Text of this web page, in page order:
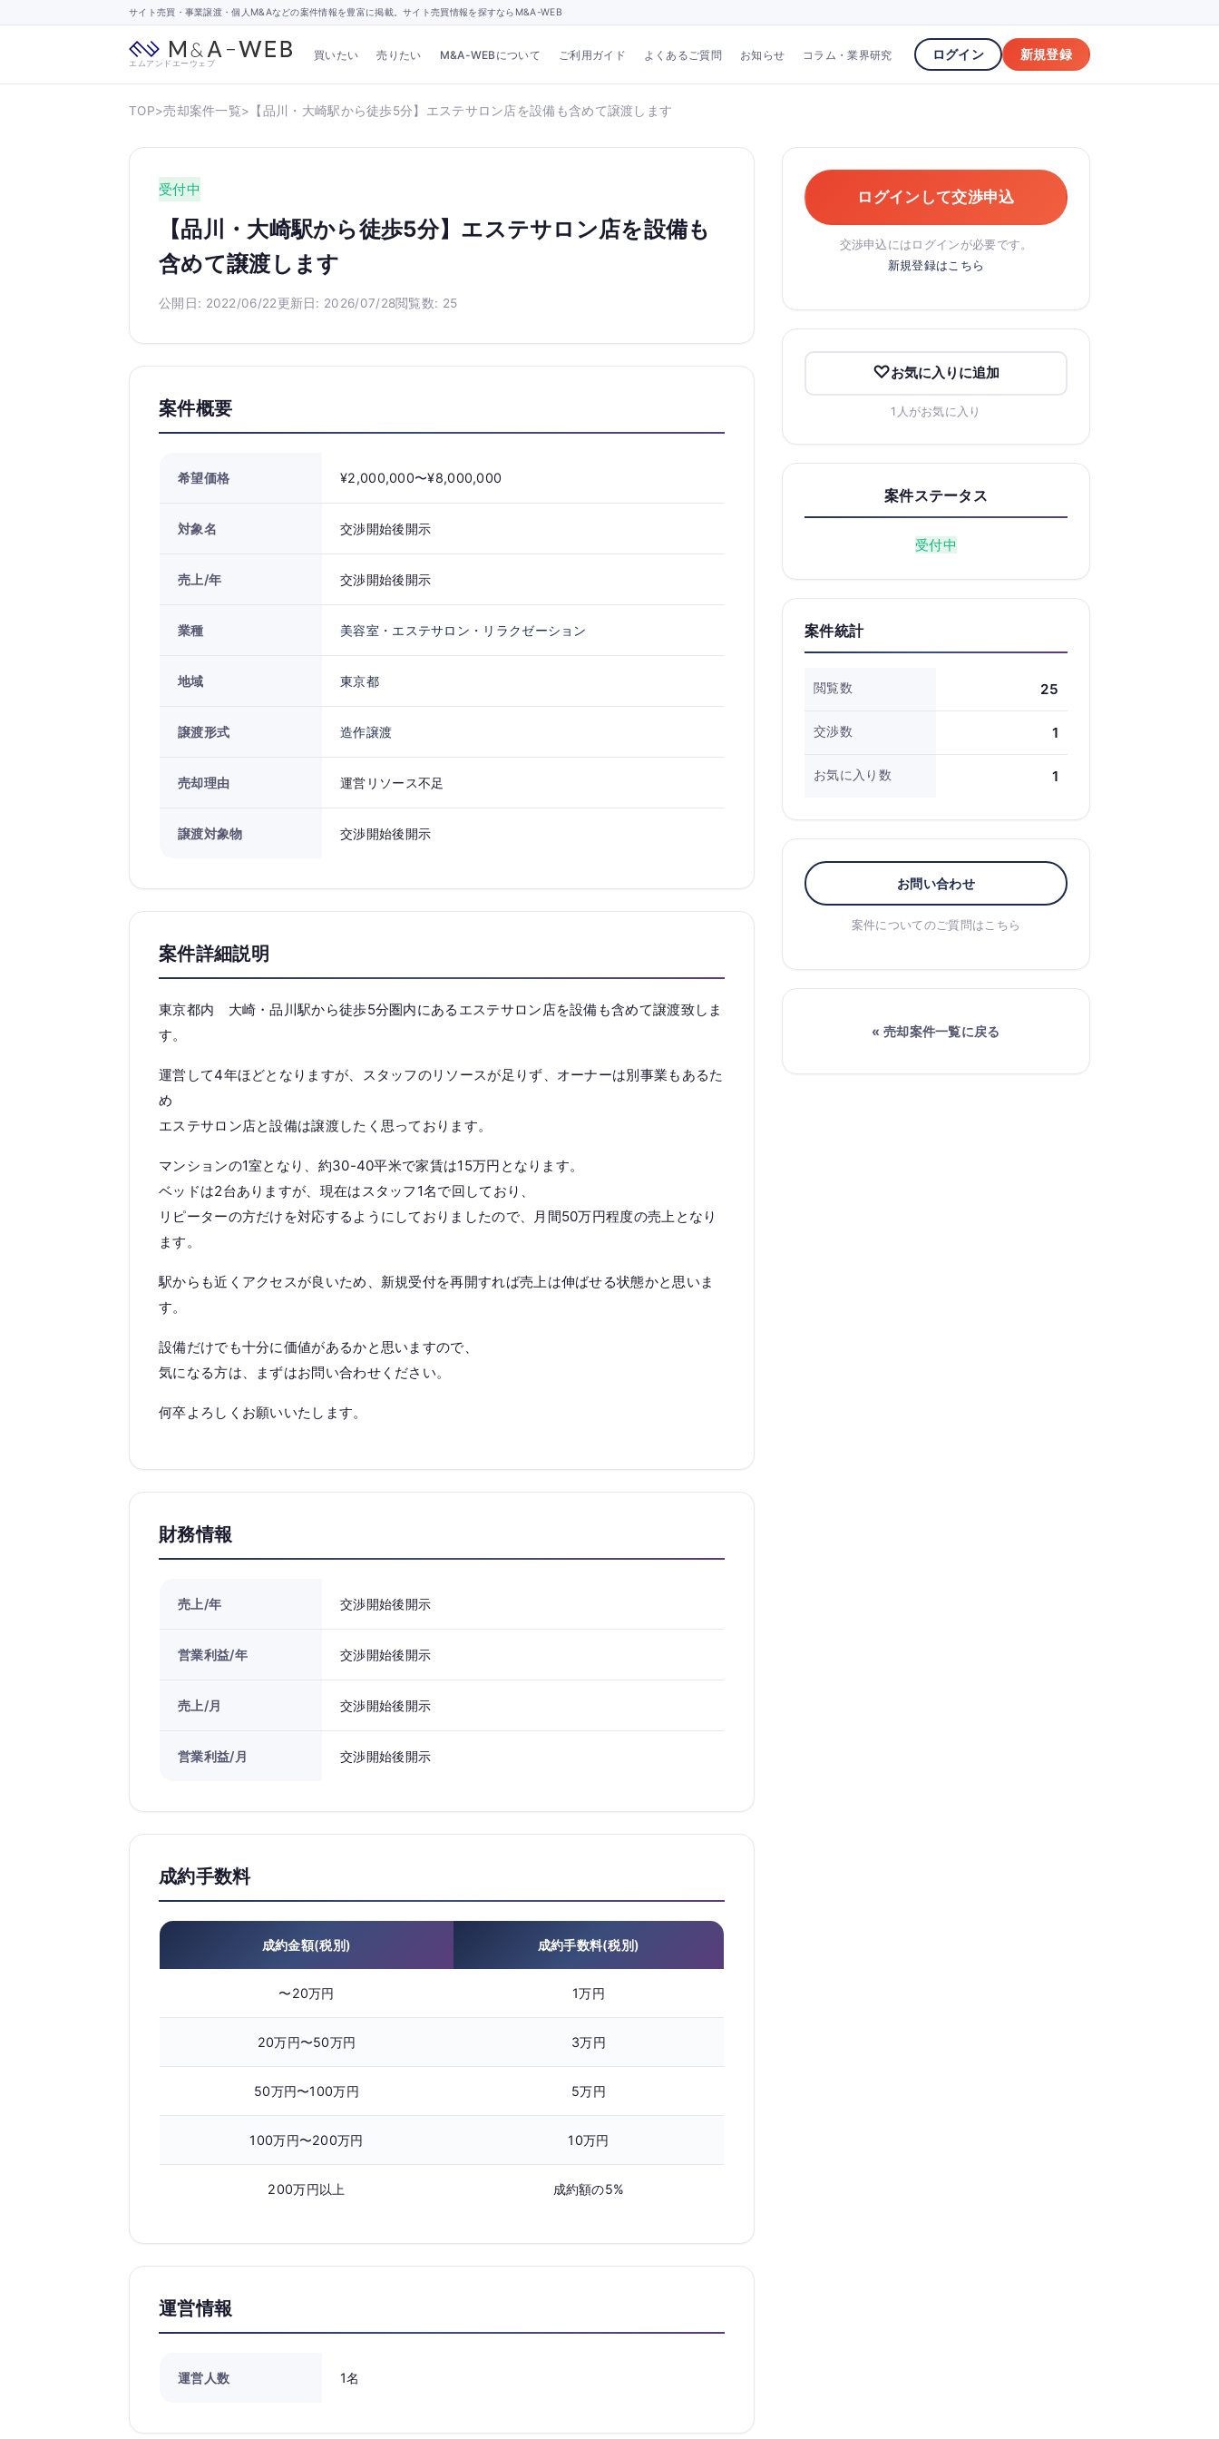
サイト売買・事業譲渡・個人M&Aなどの案件情報を豊富に掲載。サイト売買情報を探すならM&A-WEB
エムアンドエーウェブ
買いたい 売りたい M&A-WEBについて ご利用ガイド よくあるご質問 お知らせ コラム・業界研究 ログイン 新規登録
TOP>売却案件一覧> 【品川・大崎駅から徒歩5分】エステサロン店を設備も含めて譲渡します
受付中
【品川・大崎駅から徒歩5分】エステサロン店を設備も
含めて譲渡します
公開日: 2022/06/22更新日: 2026/07/28閲覧数: 25
案件概要
希望価格 ¥2,000,000〜¥8,000,000
対象名 交渉開始後開示
売上/年 交渉開始後開示
業種 美容室・エステサロン・リラクゼーション
地域 東京都
譲渡形式 造作譲渡
売却理由 運営リソース不足
譲渡対象物 交渉開始後開示
案件詳細説明
東京都内 大崎・品川駅から徒歩5分圏内にあるエステサロン店を設備も含めて譲渡致しま
す。
運営して4年ほどとなりますが、スタッフのリソースが足りず、オーナーは別事業もあるた
め
エステサロン店と設備は譲渡したく思っております。
マンションの1室となり、約30-40平米で家賃は15万円となります。
ベッドは2台ありますが、現在はスタッフ1名で回しており、
リピーターの方だけを対応するようにしておりましたので、月間50万円程度の売上となり
ます。
駅からも近くアクセスが良いため、新規受付を再開すれば売上は伸ばせる状態かと思いま
す。
設備だけでも十分に価値があるかと思いますので、
気になる方は、まずはお問い合わせください。
何卒よろしくお願いいたします。
財務情報
売上/年 交渉開始後開示
営業利益/年 交渉開始後開示
売上/月 交渉開始後開示
営業利益/月 交渉開始後開示
成約手数料
成約金額(税別) 成約手数料(税別)
〜20万円 1万円
20万円〜50万円 3万円
50万円〜100万円 5万円
100万円〜200万円 10万円
200万円以上 成約額の5%
運営情報
運営人数 1名
ログインして交渉申込
交渉申込にはログインが必要です。
新規登録はこちら
お気に入りに追加
1人がお気に入り
案件ステータス
受付中
案件統計
閲覧数 25
交渉数 1
お気に入り数 1
お問い合わせ
案件についてのご質問はこちら
« 売却案件一覧に戻る